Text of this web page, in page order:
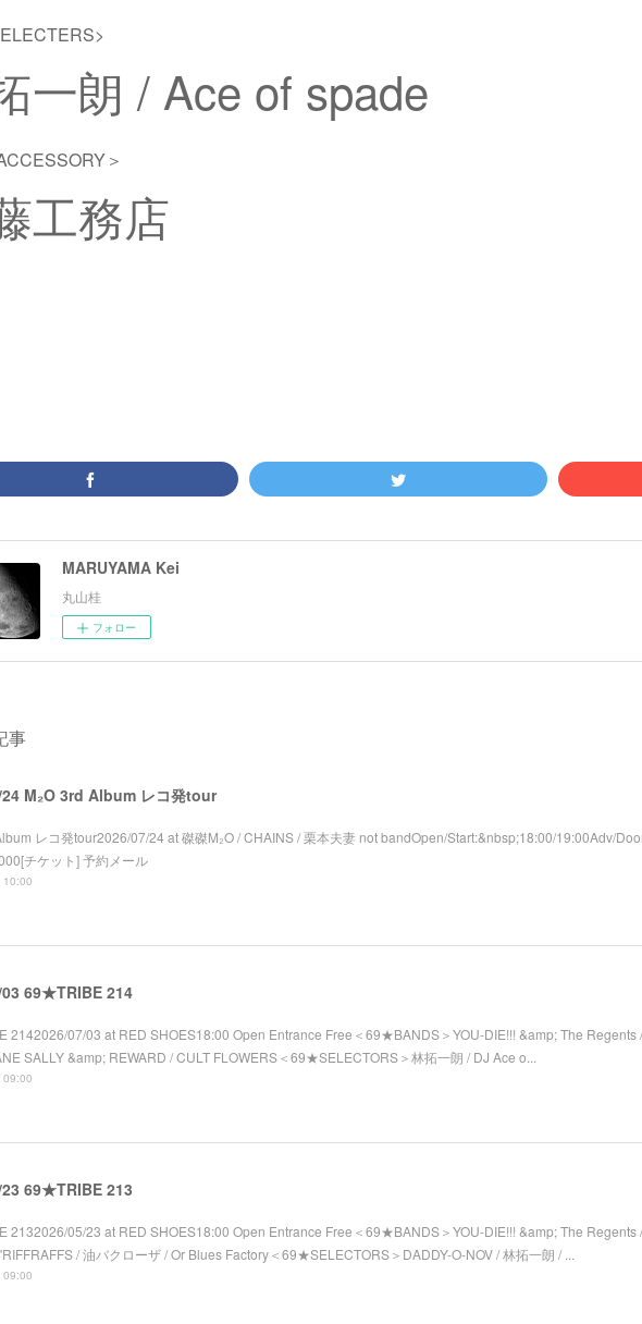
一朗 / Ace of spade
＞
工務店
MARUYAMA Kei
丸山桂
フォロー
事
M₂O 3rd Album レコ発tour
レコ発tour2026/07/24 at 磔磔M₂O / CHAINS / 栗本夫妻 not bandOpen/Start:&nbsp;18:00/19:00Adv/
チケット] 予約メール
69★TRIBE 214
2142026/07/03 at RED SHOES18:00 Open Entrance Free＜69★BANDS＞YOU-DIE!!! &amp; The Regents
SALLY &amp; REWARD / CULT FLOWERS＜69★SELECTORS＞林拓一朗 / DJ Ace o...
69★TRIBE 213
2132026/05/23 at RED SHOES18:00 Open Entrance Free＜69★BANDS＞YOU-DIE!!! &amp; The Regents /
/ 油バクローザ / Or Blues Factory＜69★SELECTORS＞DADDY-O-NOV / 林拓一朗 / ...